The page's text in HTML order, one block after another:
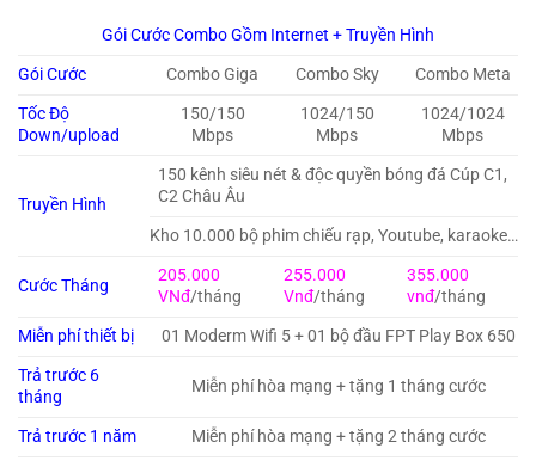
Gói Cước Combo Gồm Internet + Truyền Hình
Gói Cước
Combo Giga Combo Sky
Combo Meta
Tốc Độ
Down/upload
150/150
Mbps
1024/150
Mbps
1024/1024
Mbps
Truyền Hình
150 kênh siêu nét & độc quyền bóng đá Cúp C1,
C2 Châu Âu
Kho 10.000 bộ phim chiếu rạp, Youtube, karaoke…
Cước Tháng
205.000
VNđ/tháng
255.000
Vnđ/tháng
355.000
vnđ/tháng
Miễn phí thiết bị
01 Moderm Wifi 5 + 01 bộ đầu FPT Play Box 650
Trả trước 6
tháng
Miễn phí hòa mạng + tặng 1 tháng cước
Trả trước 1 năm
Miễn phí hòa mạng + tặng 2 tháng cước